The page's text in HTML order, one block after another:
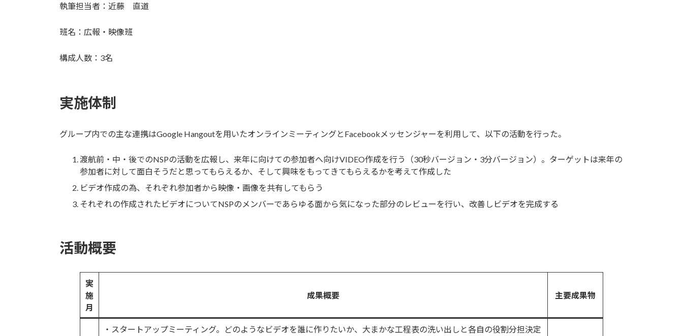
新
執筆担当者：近藤 直道
班名：広報・映像班
構成人数：3名
実施体制
グループ内での主な連携はGoogle Hangoutを用いたオンラインミーティングとFacebookメッセンジャーを利用して、以下の活動を行った。
渡航前・中・後でのNSPの活動を広報し、来年に向けての参加者へ向けVIDEO作成を行う（30秒バージョン・3分バージョン）。ターゲットは来年の
参加者に対して面白そうだと思ってもらえるか、そして興味をもってきてもらえるかを考えて作成した
ビデオ作成の為、それぞれ参加者から映像・画像を共有してもらう
それぞれの作成されたビデオについてNSPのメンバーであらゆる面から気になった部分のレビューを行い、改善しビデオを完成する
活動概要
実
施
月
成果概要 主要成果物
・スタートアップミーティング。どのようなビデオを誰に作りたいか、大まかな工程表の洗い出しと各自の役割分担決定